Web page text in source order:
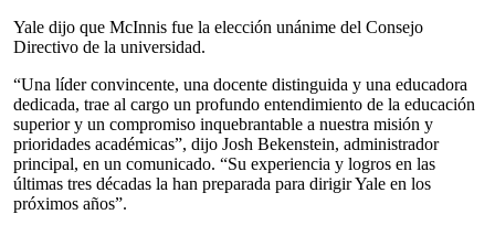
Yale dijo que McInnis fue la elección unánime del Consejo
Directivo de la universidad.
“Una líder convincente, una docente distinguida y una educadora
dedicada, trae al cargo un profundo entendimiento de la educación
superior y un compromiso inquebrantable a nuestra misión y
prioridades académicas”, dijo Josh Bekenstein, administrador
principal, en un comunicado. “Su experiencia y logros en las
últimas tres décadas la han preparada para dirigir Yale en los
próximos años”.